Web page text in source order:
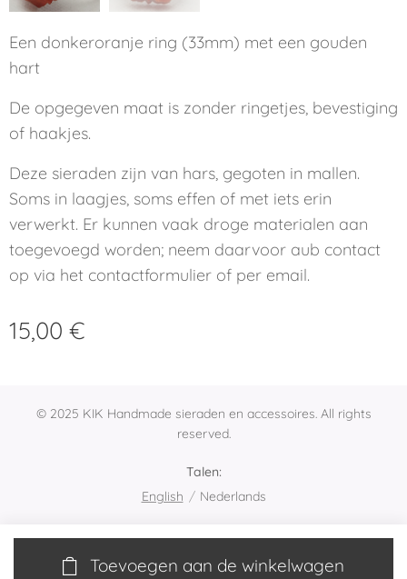
Een donkeroranje ring (33mm) met een gouden
hart
De opgegeven maat is zonder ringetjes, bevestiging
of haakjes.
Deze sieraden zijn van hars, gegoten in mallen.
Soms in laagjes, soms effen of met iets erin
verwerkt. Er kunnen vaak droge materialen aan
toegevoegd worden; neem daarvoor aub contact
op via het contactformulier of per email.
15,00 €
Toevoegen aan de winkelwagen
© 2025 KIK Handmade sieraden en accessoires. All rights
reserved.
Talen
English
Nederlands